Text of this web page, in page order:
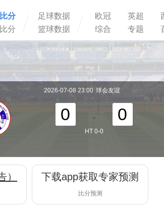
分
分
足球数据
篮球数据
欧冠 英超
综合
专题
2026-07-08 23:00 球会友谊
0 - 0
HT 0-0
） 下载app获取专家预测
比分预测